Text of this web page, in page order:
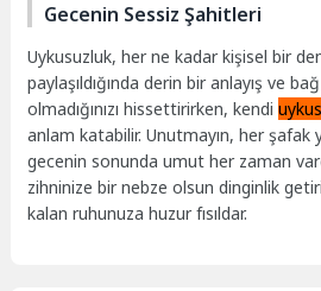
Gecenin Sessiz Şahitleri
Uykusuzluk, her ne kadar kişisel bir
paylaşıldığında derin bir anlayış ve
olmadığınızı hissettirirken, kendi
anlam katabilir. Unutmayın, her şafak
gecenin sonunda umut her zaman
zihninize bir nebze olsun dinginlik
kalan ruhunuza huzur fısıldar.